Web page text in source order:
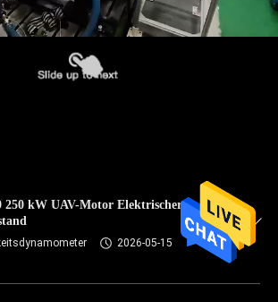
250 kW UAV-Motor Elektrischer
2026-05-15